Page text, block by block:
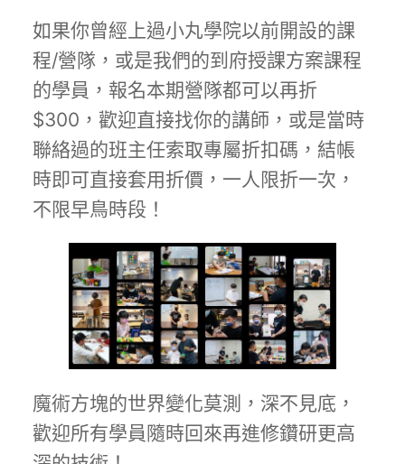
如果你曾經上過小丸學院以前開設的課
程/營隊，或是我們的到府授課方案課程
的學員，報名本期營隊都可以再折
$300，歡迎直接找你的講師，或是當時
聯絡過的班主任索取專屬折扣碼，結帳
時即可直接套用折價，一人限折一次，
不限早鳥時段！
魔術方塊的世界變化莫測，深不見底，
歡迎所有學員隨時回來再進修鑽研更高